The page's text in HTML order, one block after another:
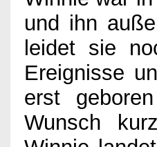
Partner
und ihn
leidet sie
Ereignisse
erst
Wunsch